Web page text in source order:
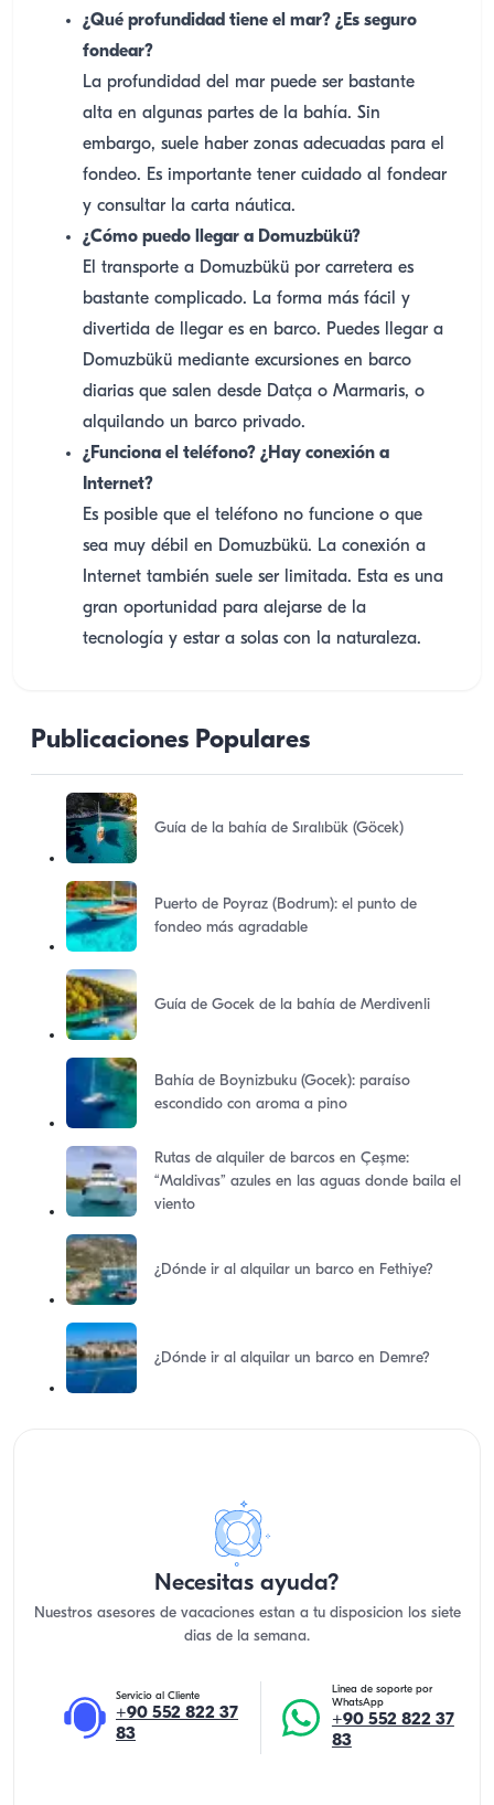
¿Qué profundidad tiene el mar? ¿Es seguro
fondear?
La profundidad del mar puede ser bastante
alta en algunas partes de la bahía. Sin
embargo, suele haber zonas adecuadas para el
fondeo. Es importante tener cuidado al fondear
y consultar la carta náutica.
¿Cómo puedo llegar a Domuzbükü?
El transporte a Domuzbükü por carretera es
bastante complicado. La forma más fácil y
divertida de llegar es en barco. Puedes llegar a
Domuzbükü mediante excursiones en barco
diarias que salen desde Datça o Marmaris, o
alquilando un barco privado.
¿Funciona el teléfono? ¿Hay conexión a
Internet?
Es posible que el teléfono no funcione o que
sea muy débil en Domuzbükü. La conexión a
Internet también suele ser limitada. Esta es una
gran oportunidad para alejarse de la
tecnología y estar a solas con la naturaleza.
Publicaciones Populares
Guía de la bahía de Sıralıbük (Göcek)
Puerto de Poyraz (Bodrum): el punto de
fondeo más agradable
Guía de Gocek de la bahía de Merdivenli
Bahía de Boynizbuku (Gocek): paraíso
escondido con aroma a pino
Rutas de alquiler de barcos en Çeşme:
“Maldivas” azules en las aguas donde baila el
viento
¿Dónde ir al alquilar un barco en Fethiye?
¿Dónde ir al alquilar un barco en Demre?
Necesitas ayuda?
Nuestros asesores de vacaciones estan a tu disposicion los siete
dias de la semana.
Servicio al Cliente
+90 552 822 37
83
Linea de soporte por
WhatsApp
+90 552 822 37
83